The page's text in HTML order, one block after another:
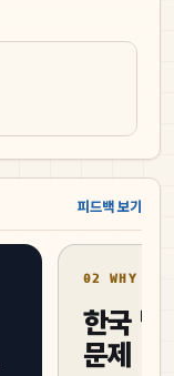
피드백 보기
02 WHY NOW
한국 빌
문제